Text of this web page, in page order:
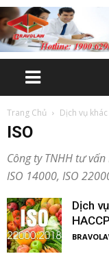
Trang Chủ Dịch vụ khác
ISO
Công ty TNHH tư
ISO 14000, ISO
Dịch